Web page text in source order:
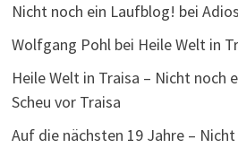
Nicht noch ein Laufblog! bei
Wolfgang Pohlbei Heile Welt in
Heile Welt in Traisa – Nicht noch
Scheu vor Traisa
Auf die nächsten 19 Jahre –